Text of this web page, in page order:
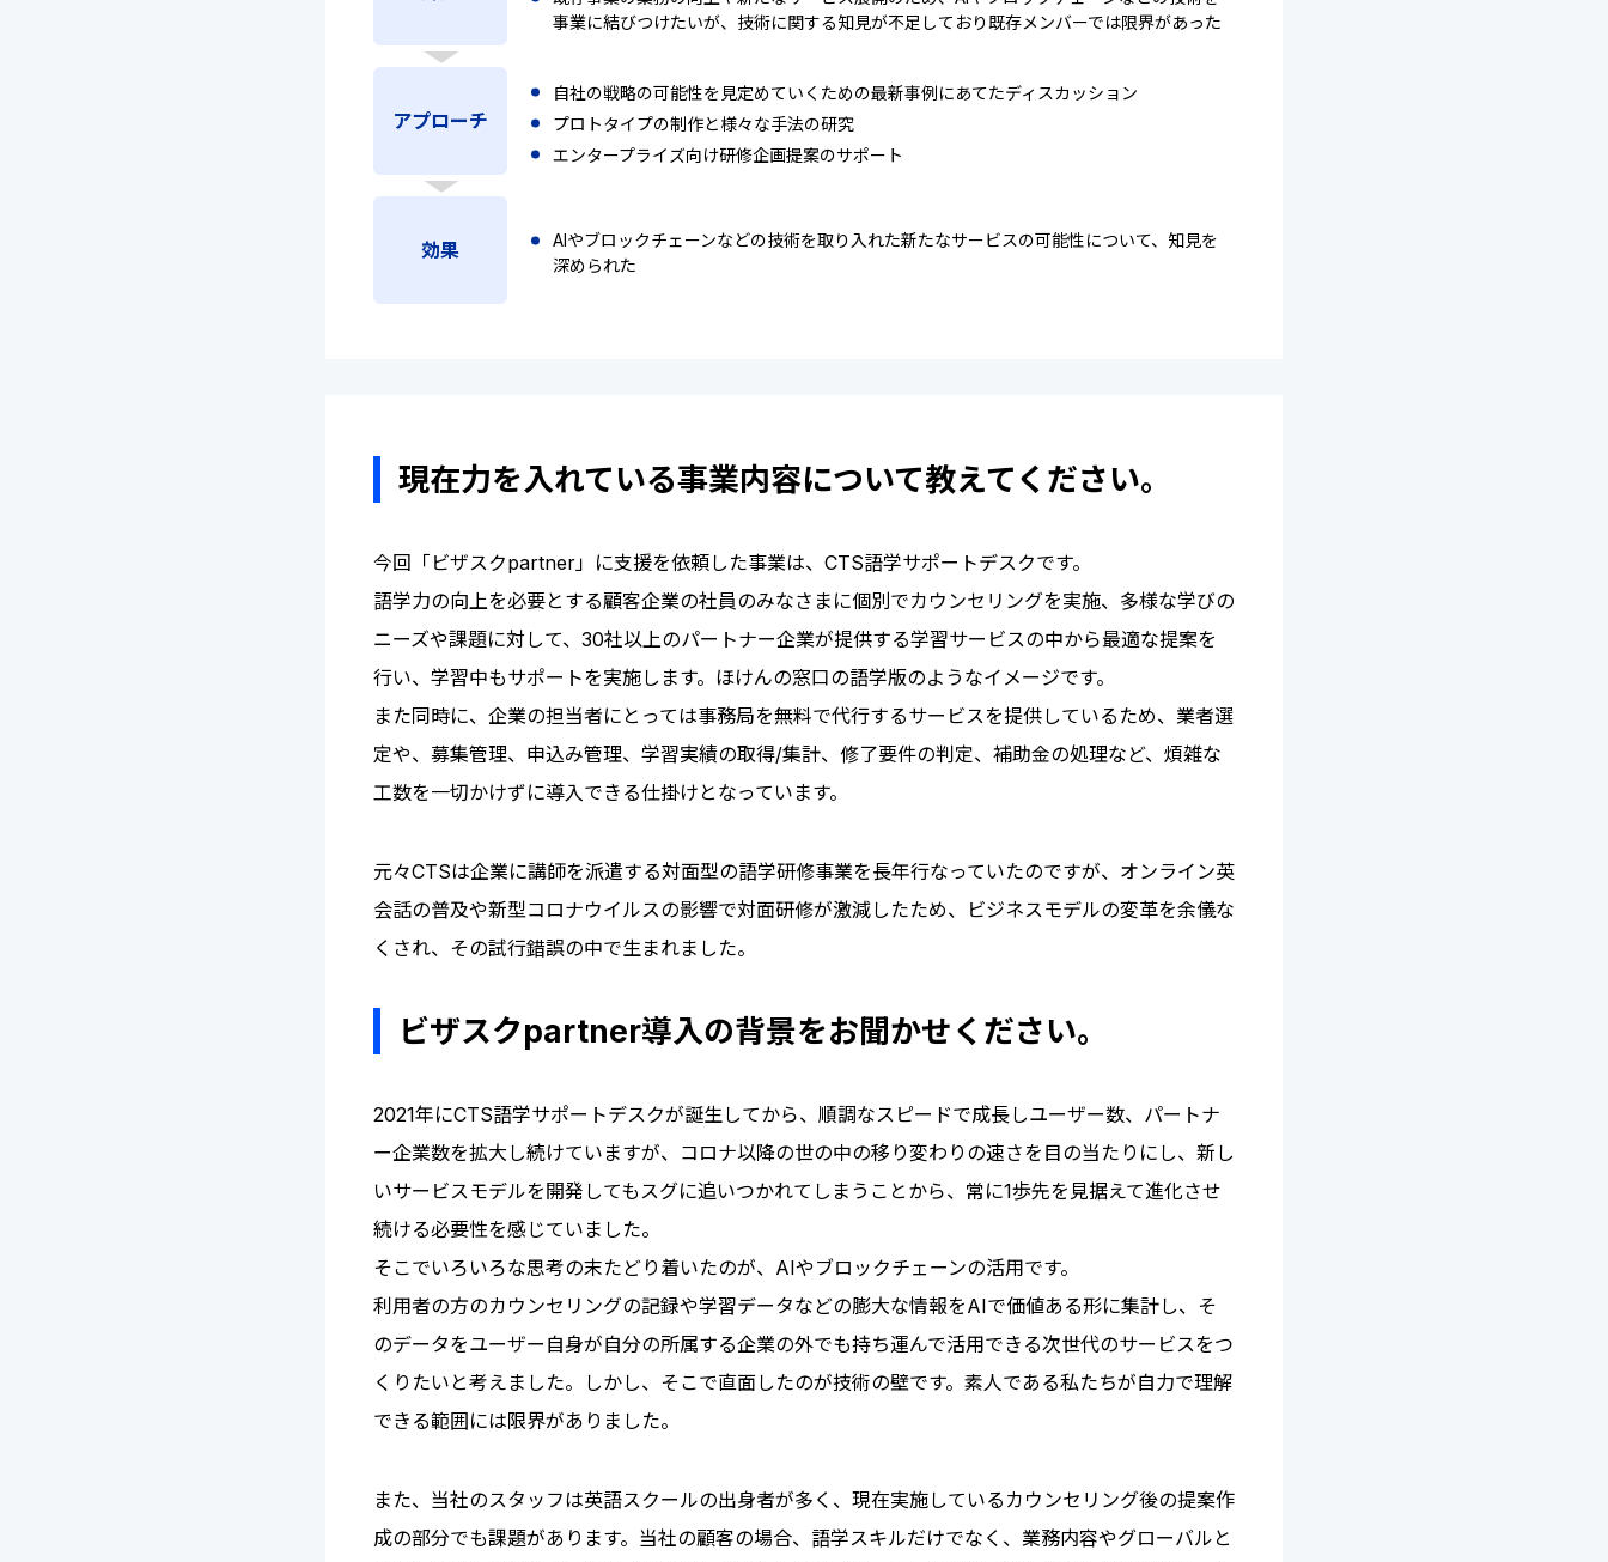
事業に結びつけたいが、技術に関する知見が不足しており既存メンバーでは限界があった
アプローチ
自社の戦略の可能性を見定めていくための最新事例にあてたディスカッション
プロトタイプの制作と様々な手法の研究
エンタープライズ向け研修企画提案のサポート
効果
AIやブロックチェーンなどの技術を取り入れた新たなサービスの可能性について、知見を
深められた
現在力を入れている事業内容について教えてください。
今回「ビザスクpartner」に支援を依頼した事業は、CTS語学サポートデスクです。
語学力の向上を必要とする顧客企業の社員のみなさまに個別でカウンセリングを実施、多様な学びの
ニーズや課題に対して、30社以上のパートナー企業が提供する学習サービスの中から最適な提案を
行い、学習中もサポートを実施します。ほけんの窓口の語学版のようなイメージです。
また同時に、企業の担当者にとっては事務局を無料で代行するサービスを提供しているため、業者選
定や、募集管理、申込み管理、学習実績の取得/集計、修了要件の判定、補助金の処理など、煩雑な
工数を一切かけずに導入できる仕掛けとなっています。
元々CTSは企業に講師を派遣する対面型の語学研修事業を長年行なっていたのですが、オンライン英
会話の普及や新型コロナウイルスの影響で対面研修が激減したため、ビジネスモデルの変革を余儀な
くされ、その試行錯誤の中で生まれました。
ビザスクpartner導入の背景をお聞かせください。
2021年にCTS語学サポートデスクが誕生してから、順調なスピードで成長しユーザー数、パートナ
ー企業数を拡大し続けていますが、コロナ以降の世の中の移り変わりの速さを目の当たりにし、新し
いサービスモデルを開発してもスグに追いつかれてしまうことから、常に1歩先を見据えて進化させ
続ける必要性を感じていました。
そこでいろいろな思考の末たどり着いたのが、AIやブロックチェーンの活用です。
利用者の方のカウンセリングの記録や学習データなどの膨大な情報をAIで価値ある形に集計し、そ
のデータをユーザー自身が自分の所属する企業の外でも持ち運んで活用できる次世代のサービスをつ
くりたいと考えました。しかし、そこで直面したのが技術の壁です。素人である私たちが自力で理解
できる範囲には限界がありました。
また、当社のスタッフは英語スクールの出身者が多く、現在実施しているカウンセリング後の提案作
成の部分でも課題があります。当社の顧客の場合、語学スキルだけでなく、業務内容やグローバルと